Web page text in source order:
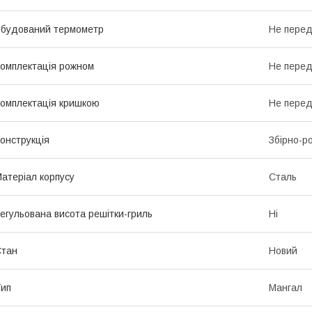
термометр Не
рожном Не
кришкою Не
Збірно-
корпусу Сталь
висота решітки-гриль Ні
Новий
Мангал